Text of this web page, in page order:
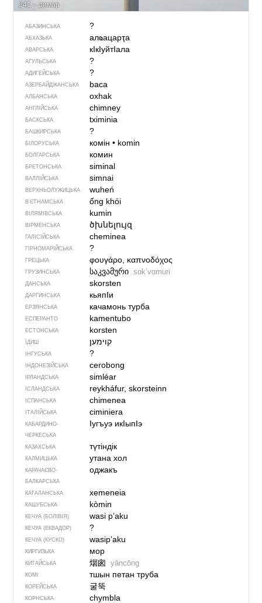
241 – димар
АБАЗИНСЬКА ?
АБХАЗЬКА алҩацарҭа
АВАРСЬКА кIкIуйтIала
АГУЛЬСЬКА ?
АДИГЕЙСЬКА ?
АЗЕРБАЙДЖАНСЬКА baca
АЛБАНСЬКА oxhak
АНГЛІЙСЬКА chimney
БАСКСЬКА tximinia
БАШКИРСЬКА ?
БІЛОРУСЬКА комін• komin
БОЛГАРСЬКА комин
БРЕТОНСЬКА siminal
ВАЛЛІЙСЬКА simnai
ВЕРХНЬОЛУЖИЦЬКА wuheń
В’ЄТНАМСЬКА ống khói
ВІЛЯМІВСЬКА kumin
ВІРМЕНСЬКА ծխնելույզ
ГАЛІСІЙСЬКА cheminea
ГІРНОМАРІЙСЬКА ?
ГРЕЦЬКА φουγάρο, καπνοδόχος
ГРУЗИНСЬКА საკვამური sɑkʼvɑmuri
ДАНСЬКА skorsten
ДАРГИНСЬКА кьяпIи
ЕРЗЯНСЬКА качамонь турба
ЕСПЕРАНТО kamentubo
ЕСТОНСЬКА korsten
ЇДИШ
ІНГУСЬКА ?
ІНДОНЕЗІЙСЬКА cerobong
ІРЛАНДСЬКА simléar
ІСЛАНДСЬКА reykháfur, skorsteinn
ІСПАНСЬКА chimenea
ІТАЛІЙСЬКА ciminiera
КАБАРДИНО-
ЧЕРКЕСЬКА
Iугъуэ икIыпIэ
КАЗАХСЬКА түтіндік
КАЛМИЦЬКА утана хол
КАРАЧАЄВО-
БАЛКАРСЬКА
оджакъ
КАТАЛАНСЬКА xemeneia
КАШУБСЬКА kòmin
КЕЧУА (БОЛІВІЯ) wasi p’aku
КЕЧУА (ЕКВАДОР) ?
КЕЧУА (КУСКО) wasip’aku
КИРГИЗЬКА мор
КИТАЙСЬКА 烟囪 yāncōng
КОМІ тшын петан труба
КОРЕЙСЬКА 굴뚝
КОРНСЬКА chymbla